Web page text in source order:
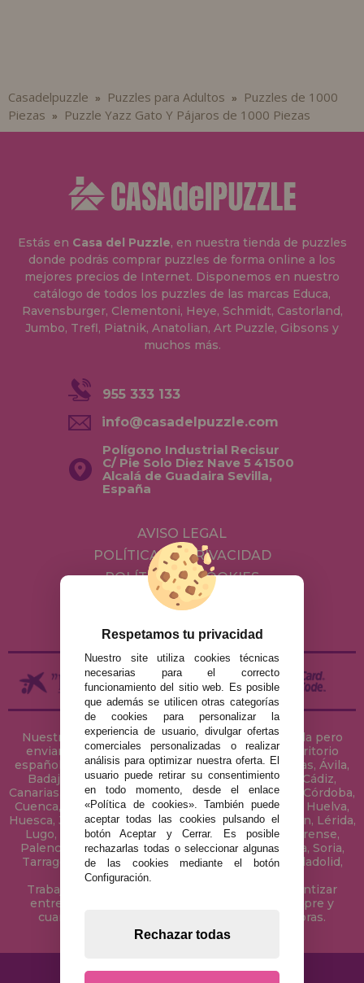
Casadelpuzzle » Puzzles para Adultos »
Puzzles de 1000
Piezas » Puzzle Yazz Gato Y Pájaros de 1000 Piezas
Estás en Casa del Puzzle, en nuestra tienda de puzzles
donde podrás comprar puzzles de forma online a los
mejores precios de Internet. Disponemos en nuestro
catálogo de todos los puzzles de las marcas Educa,
Ravensburger, Clementoni, Heye, Schmidt, Castorland,
Jumbo, Trefl, Piatnik, Anatolian, Art Puzzle, Gibsons y
muchos más.
955 333 133
info@casadelpuzzle.com
Polígono Industrial Recisur
C/ Pie Solo Diez Nave 5 41500
Alcalá de Guadaira Sevilla,
España
AVISO LEGAL
POLÍTICA DE PRIVACIDAD
POLÍTICA DE COOKIES
ENVÍOS Y DEVOLUCIONES
Nuestra tienda de puzzles está ubicada en Sevilla pero
enviamos tus puzzles a cualquier ciudad del territorio
español: Álava, Albacete, Alicante, Almería, Asturias, Ávila,
Badajoz, Baleares, Barcelona, Burgos, Cáceres, Cádiz,
Canarias, Cantabria, Castellón, Ceuta, Ciudad Real, Córdoba,
Cuenca, Gerona, Granada, Guadalajara, Guipúzcoa, Huelva,
Huesca, Jaén, La Coruña, La Rioja, Las Palmas, Leon, Lérida,
Lugo, Madrid, Málaga, Melilla, Murcia, Navarra, Orense,
Palencia, Pontevedra, Salamanca, Segovia, Sevilla, Soria,
Tarragona, Tenerife, Teruel, Toledo, Valencia, Valladolid,
Vizcaya, Zamora y Zaragoza.
Trabajamos con Stocks permanentes para garantizar
entregas rápidas en territorio peninsular, siempre y
cuando el pedido se realice antes de las 18 horas.
Respetamos tu privacidad
Nuestro site utiliza cookies técnicas
necesarias para el correcto
funcionamiento del sitio web. Es posible
que además se utilicen otras categorías
de cookies para personalizar la
experiencia de usuario, divulgar ofertas
comerciales personalizadas o realizar
análisis para optimizar nuestra oferta. El
usuario puede retirar su consentimiento
en todo momento, desde el enlace
«Política de cookies». También puede
aceptar todas las cookies pulsando el
botón Aceptar y Cerrar. Es posible
rechazarlas todas o seleccionar algunas
de las cookies mediante el botón
Configuración.
Rechazar todas